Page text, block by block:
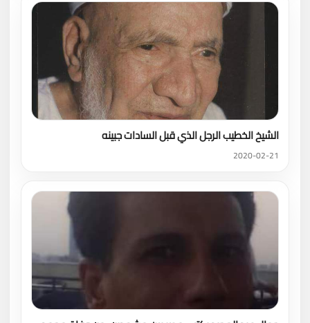
الشيخ الخطيب الرجل الذي قبل السادات جبينه
2020-02-21